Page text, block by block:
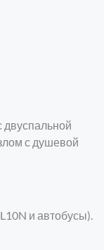
двуспальной
с душевой
и автобусы).